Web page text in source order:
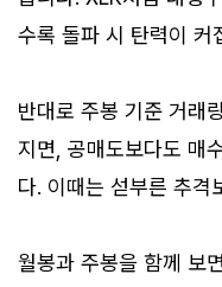
수록 돌파 시 탄력이 커
반대로 주봉 기준 거래
지면, 공매도보다도 매
다. 이때는 섣부른 추격
월봉과 주봉을 함께 보